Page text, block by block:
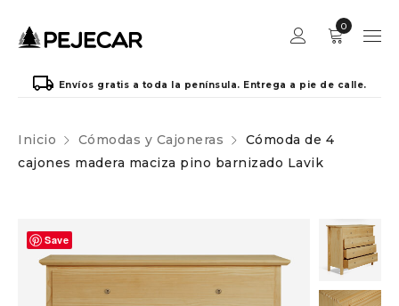
0
Envíos gratis a toda la península. Entrega a pie de calle.
Inicio Cómodas y Cajoneras
Cómoda de 4
cajones madera maciza pino barnizado Lavik
Save